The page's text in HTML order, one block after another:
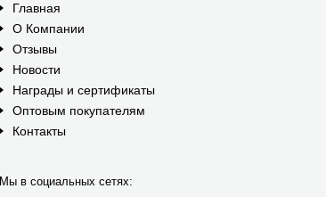
Главная
О Компании
Отзывы
Новости
Награды и сертификаты
Оптовым покупателям
Контакты
Мы в социальных сетях: